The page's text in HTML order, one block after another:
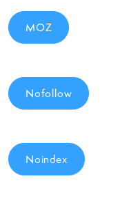
MOZ
Nofollow
Noindex